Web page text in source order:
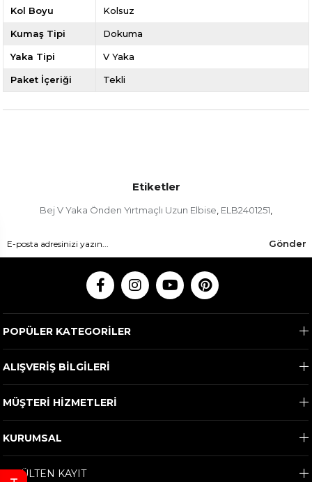
Kol Boyu Kolsuz
Kumaş Tipi Dokuma
Yaka Tipi V Yaka
Paket İçeriği Tekli
Etiketler
Bej V Yaka Önden Yırtmaçlı Uzun Elbise, ELB2401251,
Gönder
POPÜLER KATEGORİLER
ALIŞVERİŞ BİLGİLERİ
MÜŞTERİ HİZMETLERİ
KURUMSAL
E-BÜLTEN KAYIT